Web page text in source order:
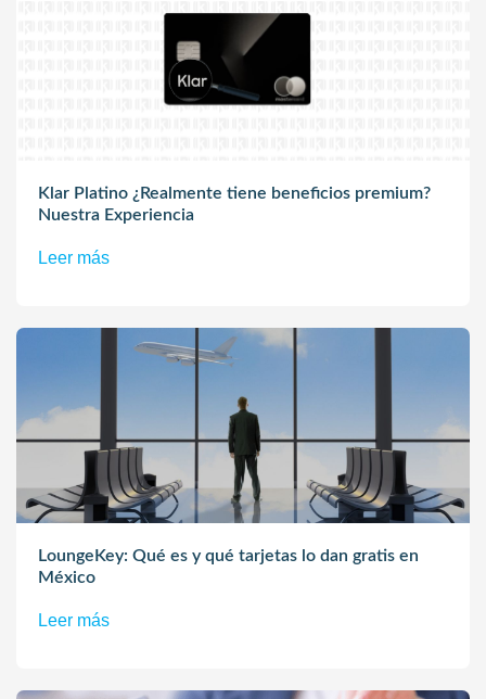
Klar Platino ¿Realmente tiene beneficios premium?
Nuestra Experiencia
Leer más
LoungeKey: Qué es y qué tarjetas lo dan gratis en
México
Leer más